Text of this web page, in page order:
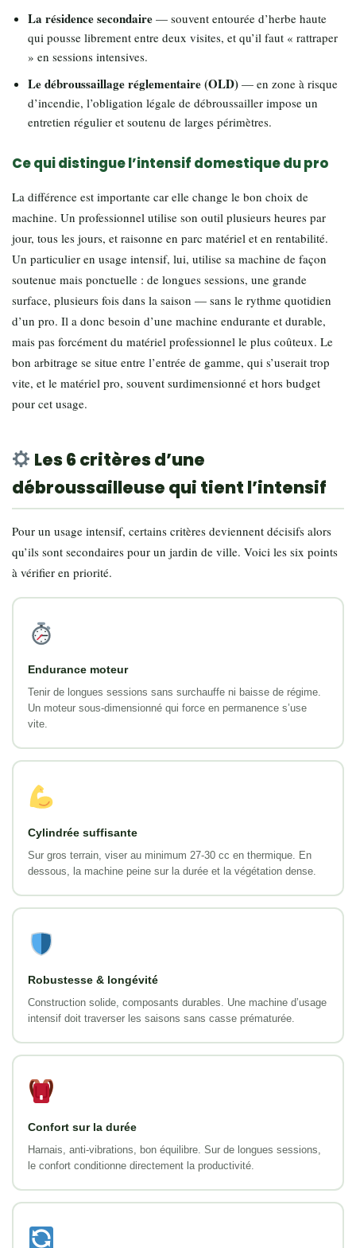
La résidence secondaire — souvent entourée d’herbe haute
qui pousse librement entre deux visites, et qu’il faut « rattraper
» en sessions intensives.
Le débroussaillage réglementaire (OLD) — en zone à risque
d’incendie, l’obligation légale de débroussailler impose un
entretien régulier et soutenu de larges périmètres.
Ce qui distingue l’intensif domestique du pro
La différence est importante car elle change le bon choix de
machine. Un professionnel utilise son outil plusieurs heures par
jour, tous les jours, et raisonne en parc matériel et en rentabilité.
Un particulier en usage intensif, lui, utilise sa machine de façon
soutenue mais ponctuelle : de longues sessions, une grande
surface, plusieurs fois dans la saison — sans le rythme quotidien
d’un pro. Il a donc besoin d’une machine endurante et durable,
mais pas forcément du matériel professionnel le plus coûteux. Le
bon arbitrage se situe entre l’entrée de gamme, qui s’userait trop
vite, et le matériel pro, souvent surdimensionné et hors budget
pour cet usage.
Les 6 critères d’une
débroussailleuse qui tient l’intensif
Pour un usage intensif, certains critères deviennent décisifs alors
qu’ils sont secondaires pour un jardin de ville. Voici les six points
à vérifier en priorité.
Endurance moteur
Tenir de longues sessions sans surchauffe ni baisse de régime.
Un moteur sous-dimensionné qui force en permanence s’use
vite.
Cylindrée suffisante
Sur gros terrain, viser au minimum 27-30 cc en thermique. En
dessous, la machine peine sur la durée et la végétation dense.
Robustesse & longévité
Construction solide, composants durables. Une machine d’usage
intensif doit traverser les saisons sans casse prématurée.
Confort sur la durée
Harnais, anti-vibrations, bon équilibre. Sur de longues sessions,
le confort conditionne directement la productivité.